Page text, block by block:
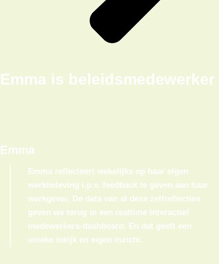
Emma is beleidsmedewerker
Emma
Emma reflecteert wekelijks op haar eigen
werkbeleving i.p.v. feedback te geven aan haar
werkgever. De data van al deze zelfreflecties
geven we terug in een realtime interactief
medewerkers-dashboard. En dat geeft een
unieke inkijk en eigen inzicht.